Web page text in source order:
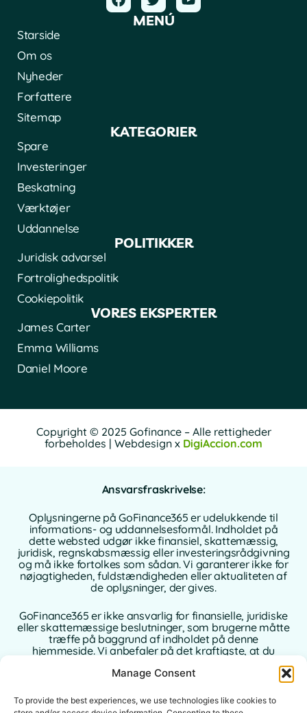
Manage Consent
To provide the best experiences, we use technologies like cookies to
MENÚ
Starside
Om os
Nyheder
Forfattere
Sitemap
KATEGORIER
Spare
Investeringer
Beskatning
Værktøjer
Uddannelse
POLITIKKER
Juridisk advarsel
Fortrolighedspolitik
Cookiepolitik
VORES EKSPERTER
James Carter
Emma Williams
Daniel Moore
Copyright © 2025 Gofinance – Alle rettigheder
forbeholdes | Webdesign x DigiAccion.com
Ansvarsfraskrivelse:
Oplysningerne på GoFinance365 er udelukkende til
informations- og uddannelsesformål. Indholdet på
dette websted udgør ikke finansiel, skattemæssig,
juridisk, regnskabsmæssig eller investeringsrådgivning
og må ikke fortolkes som sådan. Vi garanterer ikke for
nøjagtigheden, fuldstændigheden eller aktualiteten af
de oplysninger, der gives.
GoFinance365 er ikke ansvarlig for finansielle, juridiske
eller skattemæssige beslutninger, som brugerne måtte
træffe på baggrund af indholdet på denne
hjemmeside. Vi anbefaler på det kraftigste, at du
hjemland, inden du træffer beslutninger vedrørende